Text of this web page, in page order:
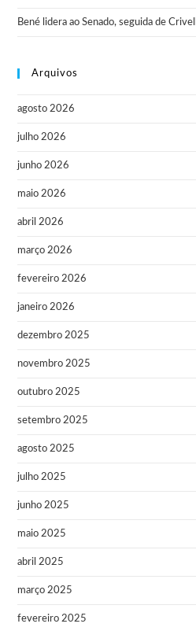
Bené lidera ao Senado, seguida de
Arquivos
agosto 2026
julho 2026
junho 2026
maio 2026
abril 2026
março 2026
fevereiro 2026
janeiro 2026
dezembro 2025
novembro 2025
outubro 2025
setembro 2025
agosto 2025
julho 2025
junho 2025
maio 2025
abril 2025
março 2025
fevereiro 2025